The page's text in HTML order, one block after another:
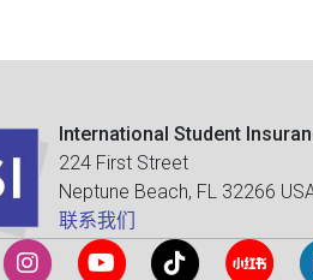
International Student
224 First Street
Neptune Beach, FL 32266
联系我们